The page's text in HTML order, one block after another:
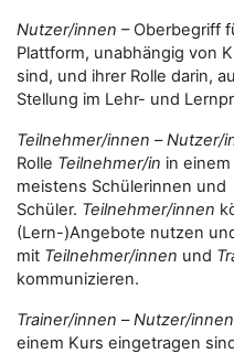
Nutzer/innen – Oberbegriff
Plattform, unabhängig von
sind, und ihrer Rolle darin,
Stellung im Lehr- und
Teilnehmer/innen –Nutzer/
Rolle Teilnehmer/in in
meistens Schülerinnen und
Schüler. Teilnehmer/innen
(Lern-)Angebote nutzen
mit Teilnehmer/innen und
kommunizieren.
Trainer/innen –Nutzer/innen
einem Kurs eingetragen